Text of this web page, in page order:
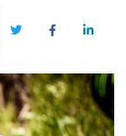
TwitterFacebook